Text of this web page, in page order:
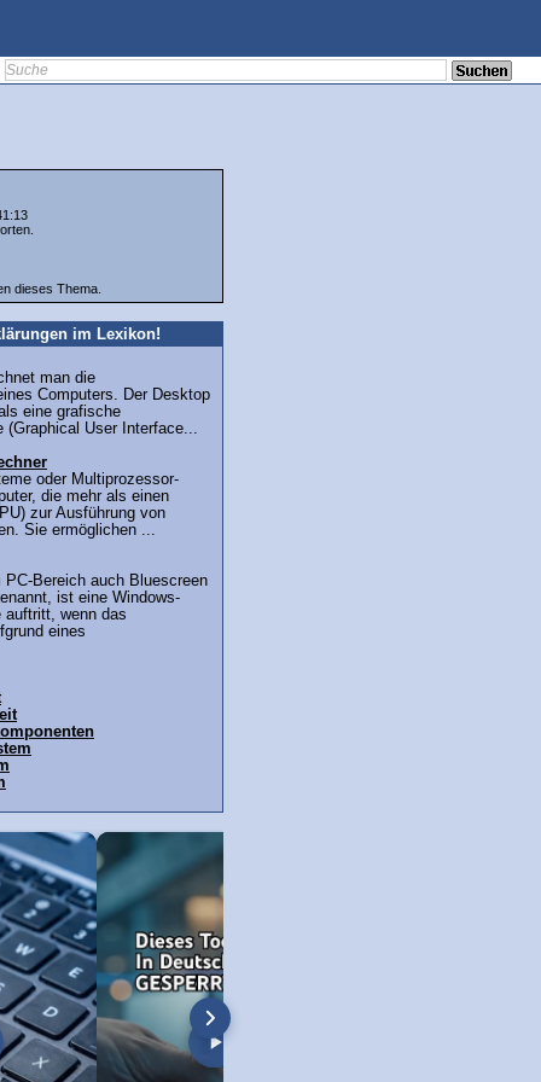
dieses Thema.
im Lexikon!
man die
Computers. Der Desktop
eine grafische
(Graphical User Interface...
oder Multiprozessor-
die mehr als einen
zur Ausführung von
Sie ermöglichen ...
PC-Bereich auch Bluescreen
ist eine Windows-
auftritt, wenn das
eines